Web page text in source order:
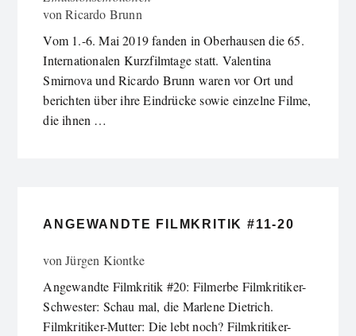
vonRicardo Brunn
Vom 1.-6. Mai 2019 fanden in Oberhausen die 65.
Internationalen Kurzfilmtage statt. Valentina
Smirnova und Ricardo Brunn waren vor Ort und
berichten über ihre Eindrücke sowie einzelne Filme,
die ihnen …
ANGEWANDTE FILMKRITIK #11-20
vonJürgen Kiontke
Angewandte Filmkritik #20: Filmerbe Filmkritiker-
Schwester: Schau mal, die Marlene Dietrich.
Filmkritiker-Mutter: Die lebt noch? Filmkritiker-